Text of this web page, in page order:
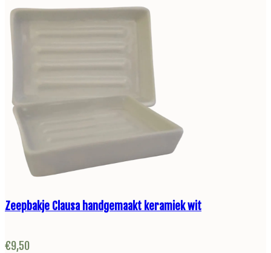
Zeepbakje Clausa handgemaakt keramiek wit
€9,50